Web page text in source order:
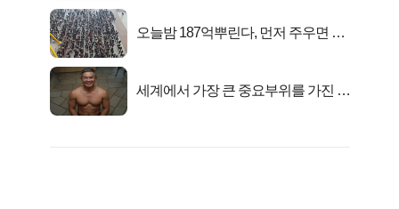
오늘밤 187억뿌린다, 먼저 주우면 최
세계에서 가장 큰 중요부위를 가진 남